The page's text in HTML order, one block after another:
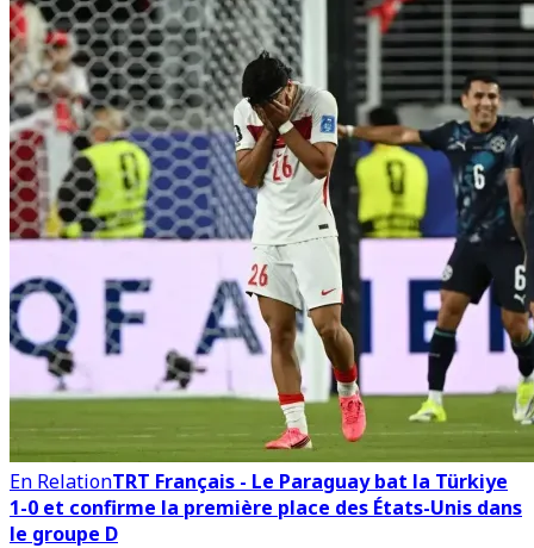
En RelationTRT Français - Le Paraguay bat la Türkiye
1-0 et confirme la première place des États-Unis dans
le groupe D